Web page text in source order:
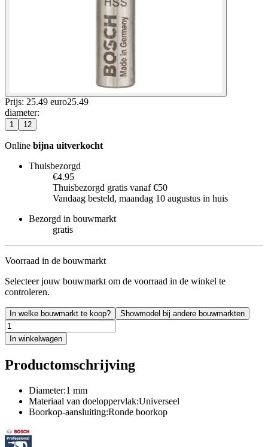
Prijs: 25.49 euro25.49
diameter:
1 12
Online bijna uitverkocht
Thuisbezorgd
€4.95
Thuisbezorgd gratis vanaf €50
Vandaag besteld, maandag 10 augustus in huis
Bezorgd in bouwmarkt
gratis
Voorraad in de bouwmarkt
Selecteer jouw bouwmarkt om de voorraad in de winkel te
controleren.
In welke bouwmarkt te koop? Showmodel bij andere bouwmarkten
In winkelwagen
Productomschrijving
Diameter:1 mm
Materiaal van doeloppervlak:Universeel
Boorkop-aansluiting:Ronde boorkop